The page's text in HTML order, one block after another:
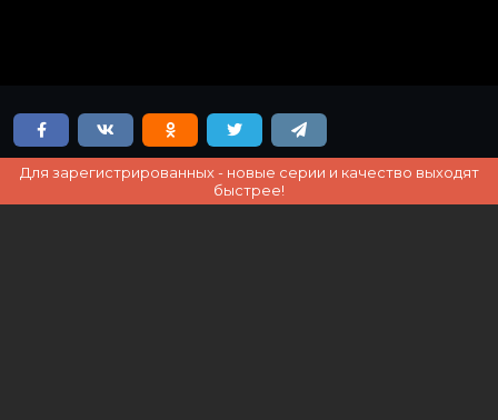
Для зарегистрированных - новые серии и качество выходят
быстрее!